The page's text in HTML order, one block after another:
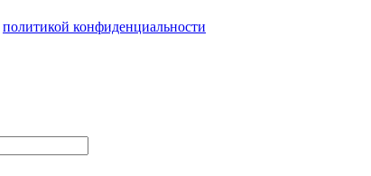
политикой конфиденциальности